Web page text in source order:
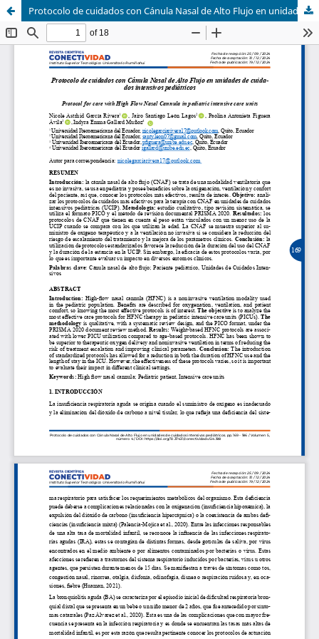
Protocolo de cuidados con Cánula Nasal de Alto Flujo en unidades de cuidados intensivos pediátricos